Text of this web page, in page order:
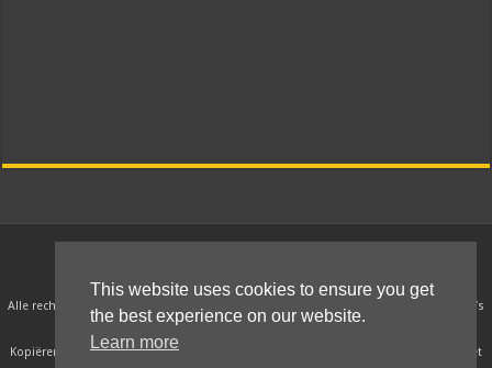
Alle rechten van intellectueel eigendom betreffende deze recepten, teksten en foto’s
liggen bij Kokkieslomo.nl.
Kopiëren, verspreiden en ander gebruik van deze recepten, teksten en foto’s is niet
This website uses cookies to ensure you get
the best experience on our website.
Learn more